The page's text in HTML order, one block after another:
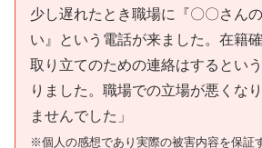
少し遅れたとき職場に『〇〇さん
い』という電話が来ました。在籍
取り立てのための連絡はするとい
りました。職場での立場が悪くな
ませんでした」
※個人の感想であり実際の被害内容を保証